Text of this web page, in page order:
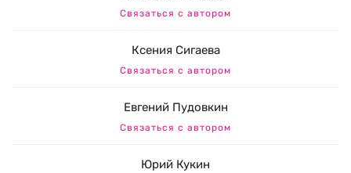
Связаться с автором
Ксения Сигаева
Связаться с автором
Евгений Пудовкин
Связаться с автором
Юрий Кукин